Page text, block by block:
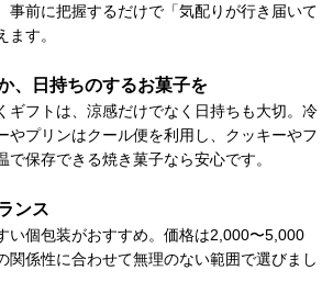
事前に把握するだけで「気配りが行き届いて
す。
、日持ちのするお菓子を
ギフトは、涼感だけでなく日持ちも大切。冷
やプリンはクール便を利用し、クッキーやフ
で保存できる焼き菓子なら安心です。
ンス
い個包装がおすすめ。価格は2,000〜5,000
関係性に合わせて無理のない範囲で選びまし